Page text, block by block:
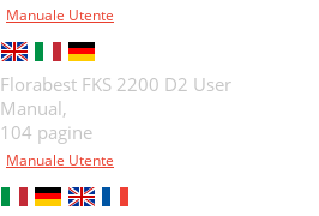
Manuale Utente
Florabest FKS 2200 D2 User
Manual,
104 pagine
Manuale Utente